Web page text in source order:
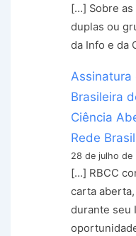
[…] Sobre
duplas ou
da Info e da
Assinatura
Brasileira
Ciência
Rede
28 de julho de
[…] RBCC
carta
durante seu